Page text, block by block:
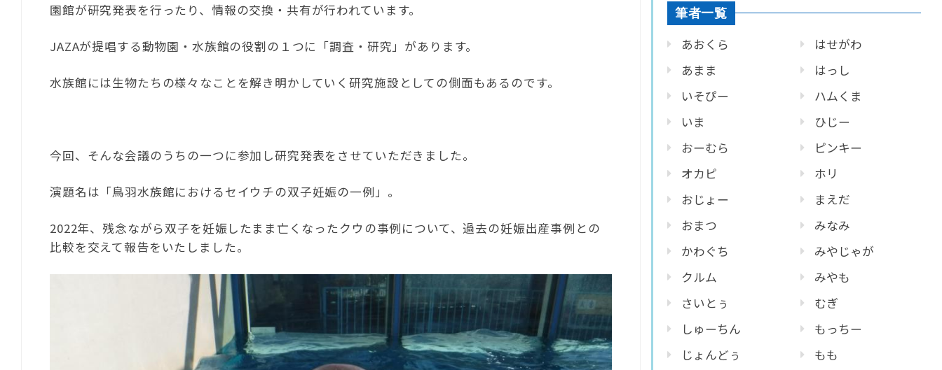
園館が研究発表を行ったり、情報の交換・共有が行われています。
JAZAが提唱する動物園・水族館の役割の１つに「調査・研究」があります。
水族館には生物たちの様々なことを解き明かしていく研究施設としての側面もあるのです。
今回、そんな会議のうちの一つに参加し研究発表をさせていただきました。
演題名は「鳥羽水族館におけるセイウチの双子妊娠の一例」。
2022年、残念ながら双子を妊娠したまま亡くなったクウの事例について、過去の妊娠出産事例との
比較を交えて報告をいたしました。
筆者一覧
あおくら
あまま
いそぴー
いま
おーむら
オカピ
おじょー
おまつ
かわぐち
クルム
さいとぅ
しゅーちん
じょんどぅ
はせがわ
はっし
ハムくま
ひじー
ピンキー
ホリ
まえだ
みなみ
みやじゃが
みやも
むぎ
もっちー
もも